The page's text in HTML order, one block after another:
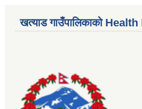
खत्याड गाउँपालिकाकाे